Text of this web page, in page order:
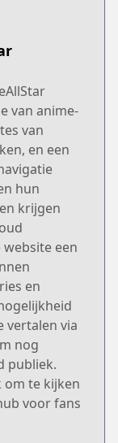
van anime-
van
en een
hun
krijgen
een
en
vertalen via
nog
publiek.
om te kijken
voor fans